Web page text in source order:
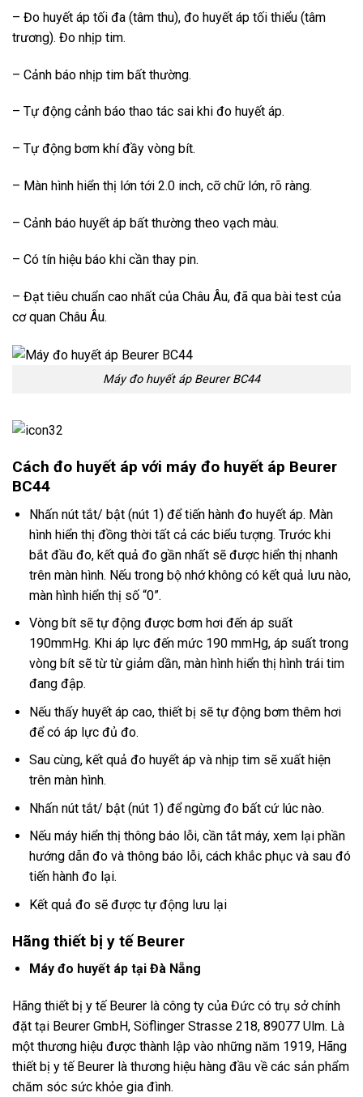
– Đo huyết áp tối đa (tâm thu), đo huyết áp tối thiểu (tâm
trương). Đo nhịp tim.
– Cảnh báo nhịp tim bất thường.
– Tự động cảnh báo thao tác sai khi đo huyết áp.
– Tự động bơm khí đầy vòng bít.
– Màn hình hiển thị lớn tới 2.0 inch, cỡ chữ lớn, rõ ràng.
– Cảnh báo huyết áp bất thường theo vạch màu.
– Có tín hiệu báo khi cần thay pin.
– Đạt tiêu chuẩn cao nhất của Châu Âu, đã qua bài test của
cơ quan Châu Âu.
Máy đo huyết áp Beurer BC44
Cách đo huyết áp với máy đo huyết áp Beurer
BC44
Nhấn nút tắt/ bật (nút 1) để tiến hành đo huyết áp. Màn
hình hiển thị đồng thời tất cả các biểu tượng. Trước khi
bắt đầu đo, kết quả đo gần nhất sẽ được hiển thị nhanh
trên màn hình. Nếu trong bộ nhớ không có kết quả lưu nào,
màn hình hiển thị số “0”.
Vòng bít sẽ tự động được bơm hơi đến áp suất
190mmHg. Khi áp lực đến mức 190 mmHg, áp suất trong
vòng bít sẽ từ từ giảm dần, màn hình hiển thị hình trái tim
đang đập.
Nếu thấy huyết áp cao, thiết bị sẽ tự động bơm thêm hơi
để có áp lực đủ đo.
Sau cùng, kết quả đo huyết áp và nhịp tim sẽ xuất hiện
trên màn hình.
Nhấn nút tắt/ bật (nút 1) để ngừng đo bất cứ lúc nào.
Nếu máy hiển thị thông báo lỗi, cần tắt máy, xem lại phần
hướng dẫn đo và thông báo lỗi, cách khắc phục và sau đó
tiến hành đo lại.
Kết quả đo sẽ được tự động lưu lại
Hãng thiết bị y tế Beurer
Máy đo huyết áp tại Đà Nẵng
Hãng thiết bị y tế Beurer là công ty của Đức có trụ sở chính
đặt tại Beurer GmbH, Söflinger Strasse 218, 89077 Ulm. Là
một thương hiệu được thành lập vào những năm 1919, Hãng
thiết bị y tế Beurer là thương hiệu hàng đầu về các sản phẩm
chăm sóc sức khỏe gia đình.